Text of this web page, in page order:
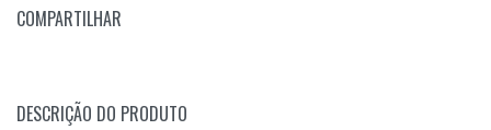
COMPARTILHAR
DESCRIÇÃO DO PRODUTO